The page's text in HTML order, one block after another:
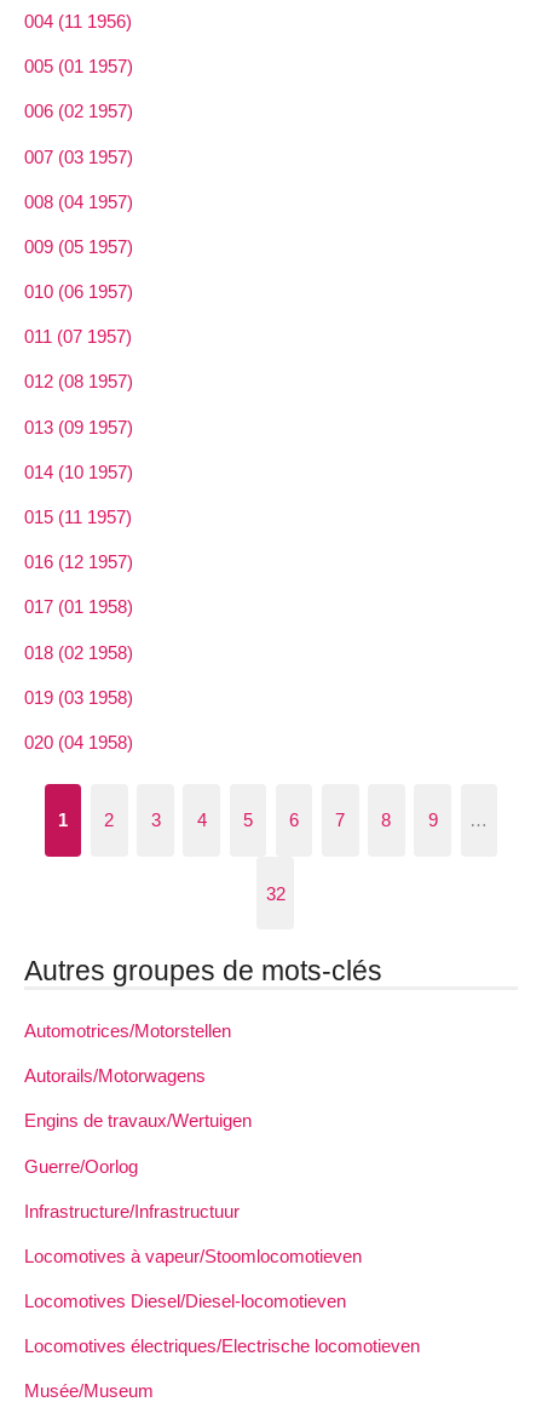
004 (11 1956)
005 (01 1957)
006 (02 1957)
007 (03 1957)
008 (04 1957)
009 (05 1957)
010 (06 1957)
011 (07 1957)
012 (08 1957)
013 (09 1957)
014 (10 1957)
015 (11 1957)
016 (12 1957)
017 (01 1958)
018 (02 1958)
019 (03 1958)
020 (04 1958)
1 2 3 4 5 6 7 8 9 …
32
Autres groupes de mots-clés
Automotrices/Motorstellen
Autorails/Motorwagens
Engins de travaux/Wertuigen
Guerre/Oorlog
Infrastructure/Infrastructuur
Locomotives à vapeur/Stoomlocomotieven
Locomotives Diesel/Diesel-locomotieven
Locomotives électriques/Electrische locomotieven
Musée/Museum